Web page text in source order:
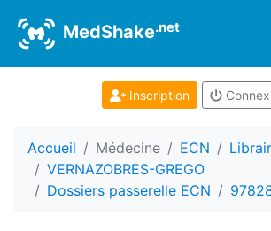
MedShake.net
Inscription
Accueil Médecine ECN
VERNAZOBRES-GREGO
Dossiers passerelle ECN